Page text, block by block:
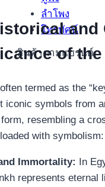
ลำโพง
โทรทัศน์
สินค้าตามแบรนด์
and
of
termed as the
iconic symbols from
resembling a
with symbolism:
Immortality: In
represents eternal